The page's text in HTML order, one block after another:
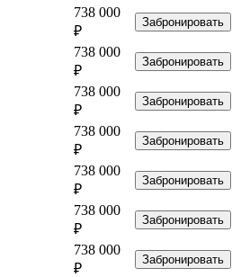
738 000
₽
Забронировать
738 000
₽
Забронировать
738 000
₽
Забронировать
738 000
₽
Забронировать
738 000
₽
Забронировать
738 000
₽
Забронировать
738 000
₽
Забронировать